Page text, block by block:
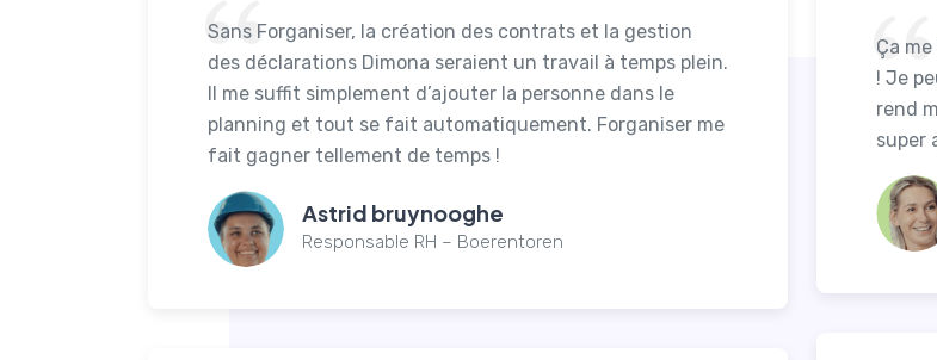
Sans Forganiser, la création des contrats et la gestion
des déclarations Dimona seraient un travail à temps plein.
Il me suffit simplement d’ajouter la personne dans le
planning et tout se fait automatiquement. Forganiser me
fait gagner tellement de temps !
Astrid bruynooghe
Responsable RH – Boerentoren
Ça
! Je
rend
super